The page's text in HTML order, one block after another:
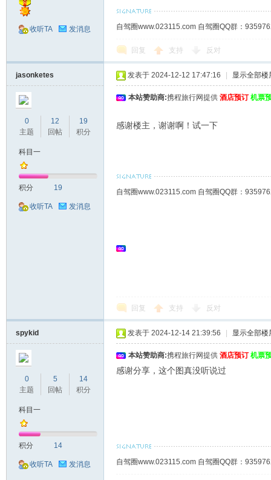
收听TA 发消息 自驾圈www.023115.com 自驾圈QQ群：
回复 支持 反对
jasonketes
0
主题
12
回帖
19
积分
科目一
积分 19
收听TA 发消息
发表于 2024-12-12 17:47:16 显示全部楼
本站赞助商:携程旅行网提供 酒店预订 机票
感谢楼主，谢谢啊！试一下
自驾圈www.023115.com 自驾圈QQ群：
回复 支持 反对
spykid
0
主题
5
回帖
14
积分
科目一
积分 14
收听TA 发消息
发表于 2024-12-14 21:39:56 显示全部楼
本站赞助商:携程旅行网提供 酒店预订 机票
感谢分享，这个图真没听说过
自驾圈www.023115.com 自驾圈QQ群：